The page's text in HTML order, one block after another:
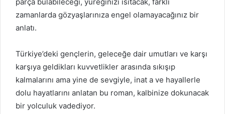
zamanlarda gözyaşlarınıza engel olamayacağınız bir
anlatı.
Türkiye’deki gençlerin, geleceğe dair umutları ve karşı
karşıya geldikları kuvvetlikler arasında sıkışıp
kalmalarını ama yine de sevgiyle, inat a ve hayallerle
dolu hayatlarını anlatan bu roman, kalbinize dokunacak
bir yolculuk vadediyor.